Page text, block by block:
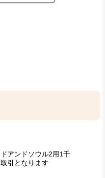
アンドソウル2用1千
引となります